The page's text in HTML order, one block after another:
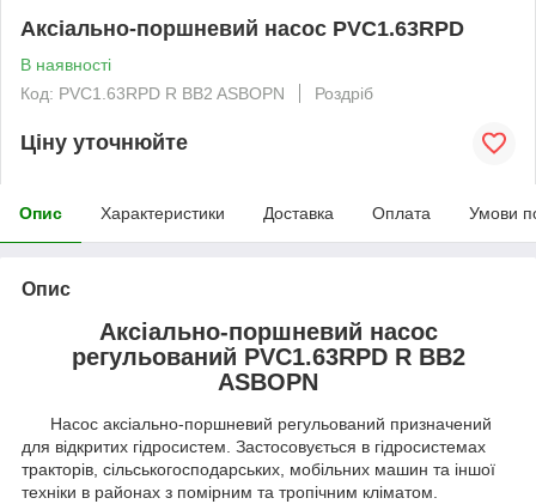
Аксіально-поршневий насос PVC1.63RPD
В наявності
Код: PVC1.63RPD R BB2 ASBOPN
Роздріб
Ціну уточнюйте
Опис Характеристики Доставка Оплата Умови
Опис
Аксіально-поршневий насос
регульований PVC1.63RPD R BB2
ASBOPN
Насос аксіально-поршневий регульований призначений
для відкритих гідросистем. Застосовується в гідросистемах
тракторів, сільськогосподарських, мобільних машин та іншої
техніки в районах з помірним та тропічним кліматом.